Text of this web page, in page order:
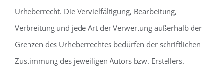
Urheberrecht. Die Vervielfältigung, Bearbeitung,
Verbreitung und jede Art der Verwertung außerhalb der
Grenzen des Urheberrechtes bedürfen der schriftlichen
Zustimmung des jeweiligen Autors bzw. Erstellers.